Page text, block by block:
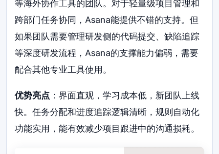
等海外协作工具的团队。对于轻量级项目管理和
跨部门任务协同，Asana能提供不错的支持。但
如果团队需要管理研发侧的代码提交、缺陷追踪
等深度研发流程，Asana的支撑能力偏弱，需要
配合其他专业工具使用。
优势亮点 ：界面直观，学习成本低，新团队上线
快。任务分配和进度追踪逻辑清晰，规则自动化
功能实用，能有效减少项目跟进中的沟通损耗。